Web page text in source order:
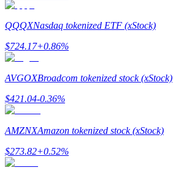
Estacamento
Altos retornos e acesso instantâneo
QQQXNasdaq tokenized ETF (xStock)
$724.17+0.86%
AVGOXBroadcom tokenized stock (xStock)
$421.04-0.36%
AMZNXAmazon tokenized stock (xStock)
$273.82+0.52%